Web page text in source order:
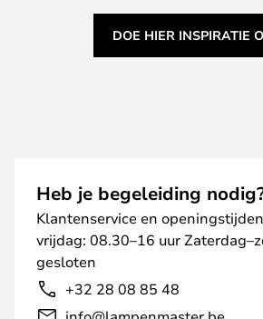
DOE HIER INSPIRATIE
Heb je begeleiding
Klantenservice en
vrijdag: 08.30–16 uur
gesloten
+32 28 08 85 48